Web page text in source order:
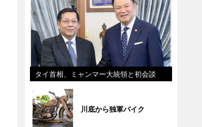
タイ首相、ミャンマー大統領と初会談
川底から独軍バイク